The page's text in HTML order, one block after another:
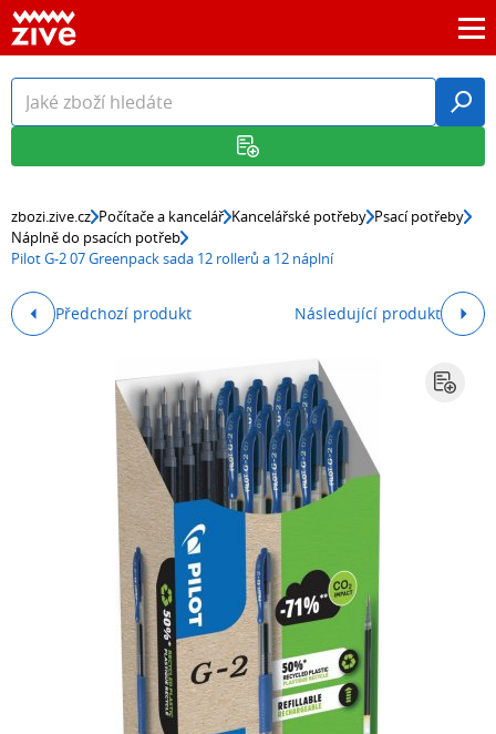
zbozi.zive.cz Počítače a kancelář Kancelářské potřeby Psací potřeby
Náplně do psacích potřeb
Pilot G-2 07 Greenpack sada 12 rollerů a 12 náplní
Předchozí produkt Následující produkt